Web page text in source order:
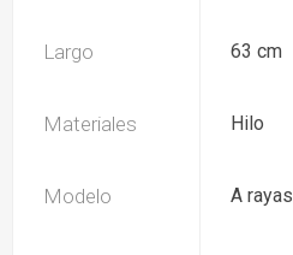
Largo 63 cm
Materiales Hilo
Modelo A rayas